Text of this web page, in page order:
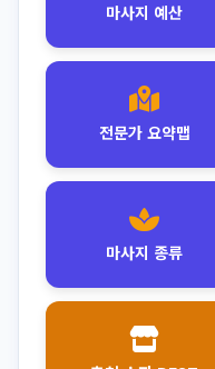
마사지 예산
전문가 요약맵
마사지 종류